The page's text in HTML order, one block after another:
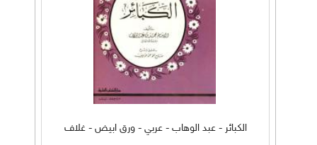
الكبائر - عبد الوهاب - عربي - ورق ابيض - غلاف